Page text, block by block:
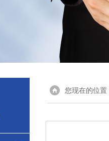
您现在的位置